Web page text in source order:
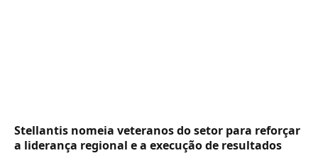
Stellantis nomeia veteranos do setor para reforçar
a liderança regional e a execução de resultados